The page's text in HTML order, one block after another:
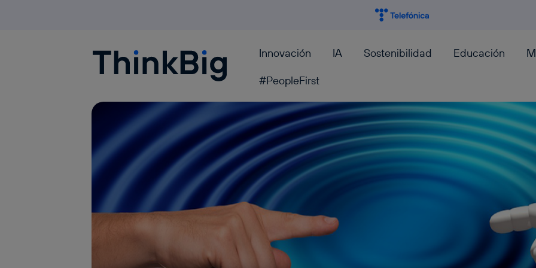
Blogthinkbig.com Innovación IA Sostenibilidad Educación
#PeopleFirst